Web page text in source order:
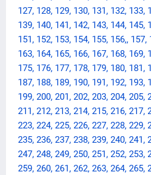
127, 128, 129, 130, 131, 132, 133,
139, 140, 141, 142, 143, 144, 145,
151, 152, 153, 154, 155, 156,,
163, 164, 165, 166, 167, 168, 169,
175, 176, 177, 178, 179, 180, 181,
187, 188, 189, 190, 191, 192, 193,
199, 200, 201, 202, 203, 204, 205,
211, 212, 213, 214, 215, 216, 217,
223, 224, 225, 226, 227, 228, 229,
235, 236, 237, 238, 239, 240, 241,
247, 248, 249, 250, 251, 252, 253,
259, 260, 261, 262, 263, 264, 265,